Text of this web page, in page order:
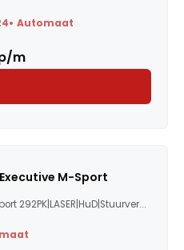
Automaat
m
M-Sport
292PK|LASER|HuD|Stuurver...